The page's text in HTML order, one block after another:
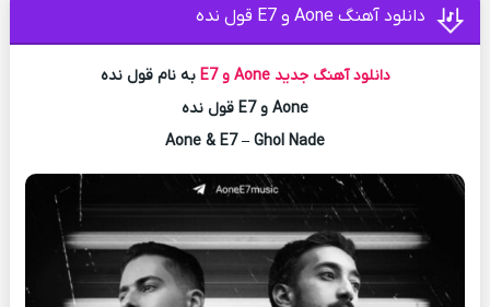
دانلود آهنگ Aone و E7 قول نده
دانلود آهنگ جدید Aone و E7
به نام قول نده
Aone و E7 قول نده
Aone & E7 – Ghol Nade